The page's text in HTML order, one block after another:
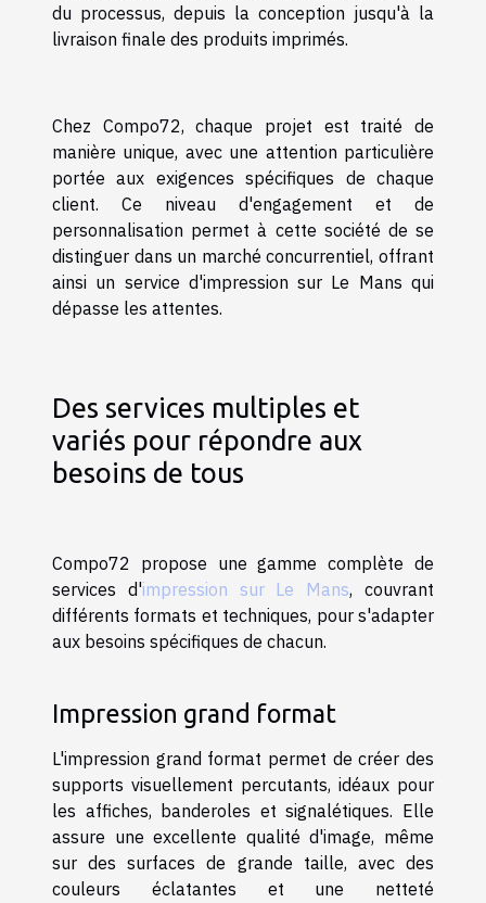
du processus, depuis la conception jusqu'à la
livraison finale des produits imprimés.
Chez Compo72, chaque projet est traité de
manière unique, avec une attention particulière
portée aux exigences spécifiques de chaque
client. Ce niveau d'engagement et de
personnalisation permet à cette société de se
distinguer dans un marché concurrentiel, offrant
ainsi un service d'impression sur Le Mans qui
dépasse les attentes.
Des services multiples et
variés pour répondre aux
besoins de tous
Compo72 propose une gamme complète de
services d'impression sur Le Mans, couvrant
différents formats et techniques, pour s'adapter
aux besoins spécifiques de chacun.
Impression grand format
L'impression grand format permet de créer des
supports visuellement percutants, idéaux pour
les affiches, banderoles et signalétiques. Elle
assure une excellente qualité d'image, même
sur des surfaces de grande taille, avec des
couleurs éclatantes et une netteté